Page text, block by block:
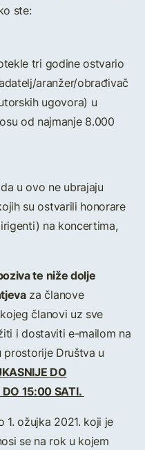
ste:
tri godine ostvario
aranžer/obrađivač
ugovora) u
od najmanje 8.000
u ovo ne ubrajaju
su ostvarili honorare
na koncertima,
te niže dolje
za članove
članovi uz sve
i dostaviti e-mailom na
Društva u
DO
15:00 SATI.
1. ožujka 2021. koji je
se na rok u kojem